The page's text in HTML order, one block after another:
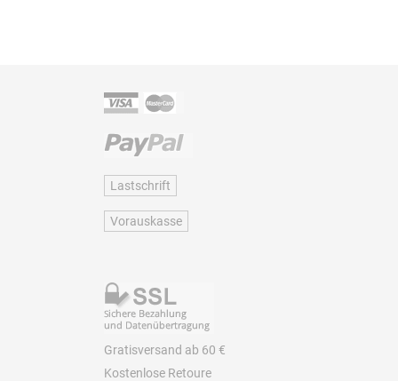
Lastschrift
Vorauskasse
Gratisversand ab 60 €
Kostenlose Retoure